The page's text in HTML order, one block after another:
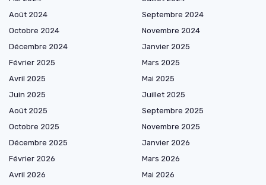
Août 2024
Septembre 2024
Octobre 2024
Novembre 2024
Décembre 2024
Janvier 2025
Février 2025
Mars 2025
Avril 2025
Mai 2025
Juin 2025
Juillet 2025
Août 2025
Septembre 2025
Octobre 2025
Novembre 2025
Décembre 2025
Janvier 2026
Février 2026
Mars 2026
Avril 2026
Mai 2026